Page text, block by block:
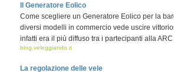
Il Generatore Eolico
Come scegliere un Generatore Eolico per la
diversi modelli in commercio vede uscire
infatti era il più diffuso tra i partecipanti alla
blog.veleggiando.it
La regolazione delle vele